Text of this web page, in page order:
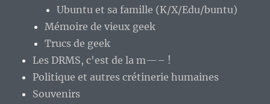
Ubuntu et sa famille (K/X/Edu/buntu)
Mémoire de vieux geek
Trucs de geek
Les DRMS, c'est de la m—– !
Politique et autres crétinerie humaines
Souvenirs